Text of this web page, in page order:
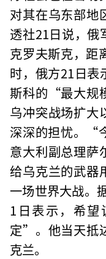
对其在乌东部地
透社21日说，俄
克罗夫斯克，距
时，俄方21日表
斯科的“最大规
乌冲突战场扩大
深深的担忧。“
意大利副总理萨
给乌克兰的武器
一场世界大战。
1日表示，希
定”。他当天抵
克兰。